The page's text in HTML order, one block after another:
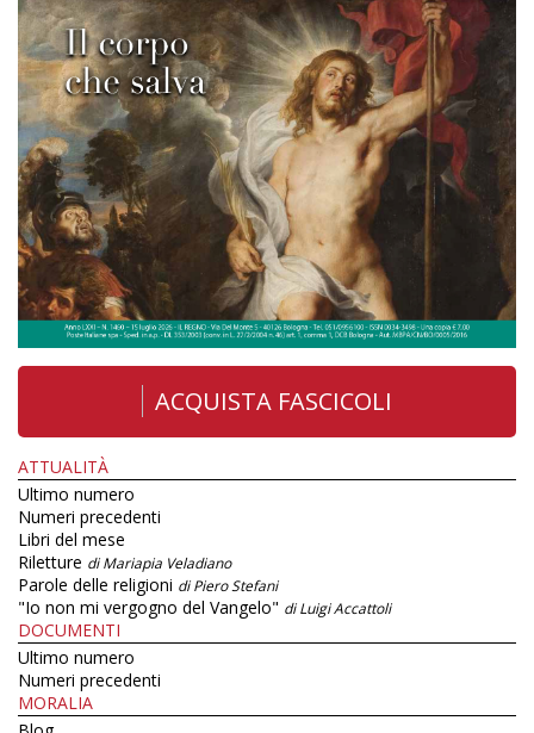
ACQUISTA FASCICOLI
ATTUALITÀ
Ultimo numero
Numeri precedenti
Libri del mese
Riletture di Mariapia Veladiano
Parole delle religioni di Piero Stefani
"Io non mi vergogno del Vangelo" di Luigi Accattoli
DOCUMENTI
Ultimo numero
Numeri precedenti
MORALIA